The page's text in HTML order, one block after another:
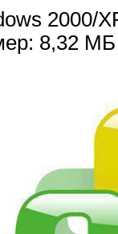
2000/
8,32 МБ